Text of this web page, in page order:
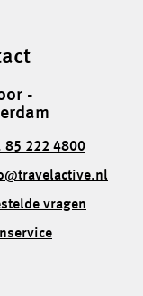
-
85 222 4800
vragen